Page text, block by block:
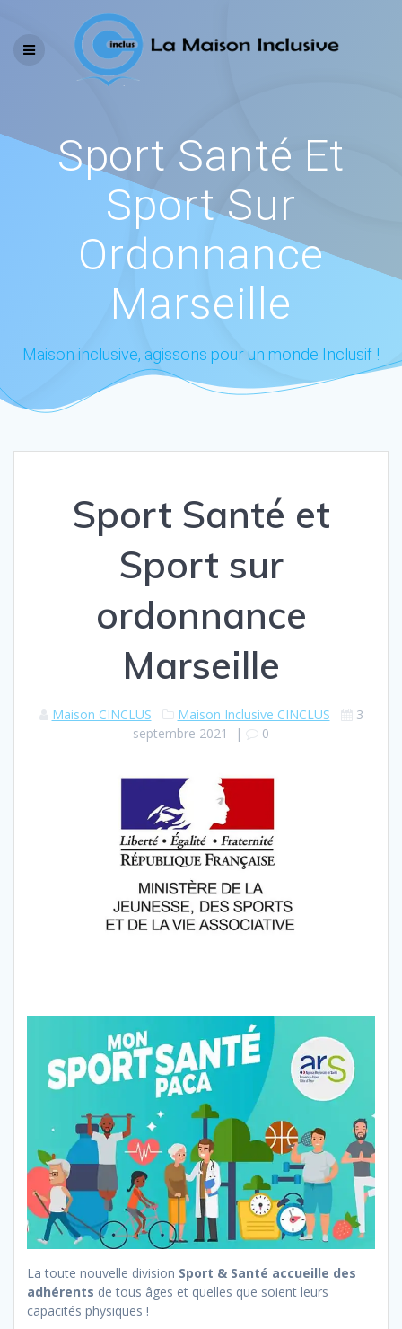
content
Sport Santé Et
Sport Sur
Ordonnance
Marseille
Maison inclusive, agissons pour un monde Inclusif !
Sport Santé et
Sport sur
ordonnance
Marseille
Maison CINCLUS Maison Inclusive CINCLUS
3
septembre 2021
| 0
La toute nouvelle division Sport & Santé accueille des
adhérents de tous âges et quelles que soient leurs
capacités physiques !